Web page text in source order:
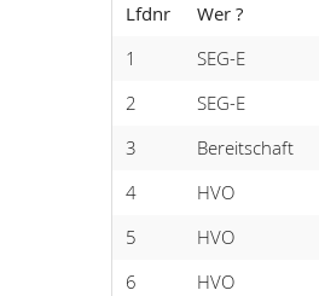
Lfdnr Wer ?
1
SEG-E
2
SEG-E
3
Bereitschaft
4
HVO
5
HVO
6
HVO